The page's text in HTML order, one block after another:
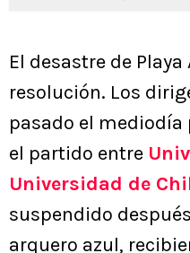
El desastre de
resolución. Los
pasado el mediodía
el partido entre
Universidad de
suspendido
arquero azul,